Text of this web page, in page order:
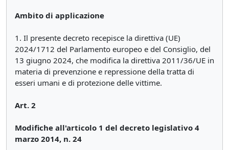
Ambito di applicazione
1. Il presente decreto recepisce la direttiva (UE)
2024/1712 del Parlamento europeo e del Consiglio, del
13 giugno 2024, che modifica la direttiva 2011/36/UE in
materia di prevenzione e repressione della tratta di
esseri umani e di protezione delle vittime.
Art. 2
Modifiche all'articolo 1 del decreto legislativo 4
marzo 2014, n. 24